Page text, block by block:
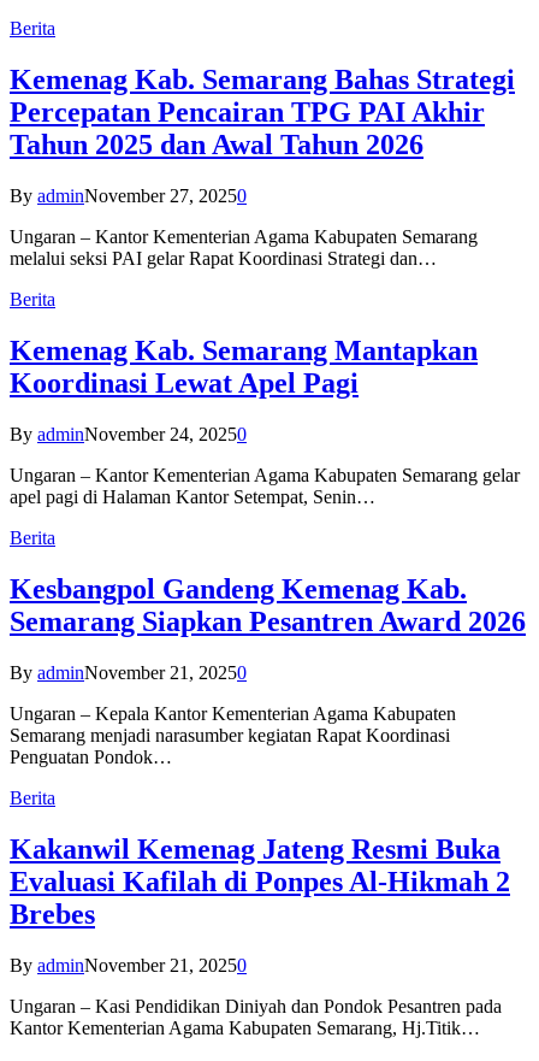
Berita
Kemenag Kab. Semarang Bahas Strategi
Percepatan Pencairan TPG PAI Akhir
Tahun 2025 dan Awal Tahun 2026
By adminNovember 27, 20250
Ungaran – Kantor Kementerian Agama Kabupaten Semarang
melalui seksi PAI gelar Rapat Koordinasi Strategi dan…
Berita
Kemenag Kab. Semarang Mantapkan
Koordinasi Lewat Apel Pagi
By adminNovember 24, 20250
Ungaran – Kantor Kementerian Agama Kabupaten Semarang gelar
apel pagi di Halaman Kantor Setempat, Senin…
Berita
Kesbangpol Gandeng Kemenag Kab.
Semarang Siapkan Pesantren Award 2026
By adminNovember 21, 20250
Ungaran – Kepala Kantor Kementerian Agama Kabupaten
Semarang menjadi narasumber kegiatan Rapat Koordinasi
Penguatan Pondok…
Berita
Kakanwil Kemenag Jateng Resmi Buka
Evaluasi Kafilah di Ponpes Al-Hikmah 2
Brebes
By adminNovember 21, 20250
Ungaran – Kasi Pendidikan Diniyah dan Pondok Pesantren pada
Kantor Kementerian Agama Kabupaten Semarang, Hj.Titik…